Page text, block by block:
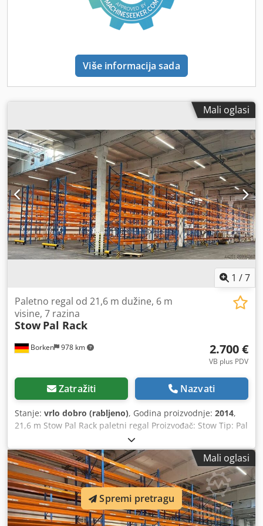
narančasta Financiranje putem naše banke također je
moguće. komplett-konzept.leasingo.de Ostale artikle - nove
i rabljene - pronađite u našoj trgovini! Troškovi
Više informacija sada
Mali oglasi
1 /7
Borken 978 km
Paletno regal od 21,6 m dužine, 6 m
visine, 7 razina
Stow Pal Rack
2.700 €
VB plus PDV
Zatražiti Nazvati
Stanje: vrlo dobro (rabljeno), Godina proizvodnje: 2014,
21,6 m Stow Pal Rack paletni regal Proizvođač: Stow Tip: Pal
Rack sustav Duljina regala cca 25.200 mm Visina stupa: cca
6.000 mm Dubina stupa: cca 1.100 mm Tip stupa: PLFB 16P
Svijetla širina polja: 3.600 mm Crsdpeya Ektofx Afmjf Broj
polja: 6 Broj razina: 7 (12 poprečnih nosača + mjesto na
podu) Tip poprečnog nosača: PNB 0436 Maks. težina
palete: 1.000 kg Dozvoljeno opterećenje police: 4.000 kg
Dozvoljeno opterećenje polja: 20.000 kg Površina stupa:
Mali oglasi
Spremi pretragu